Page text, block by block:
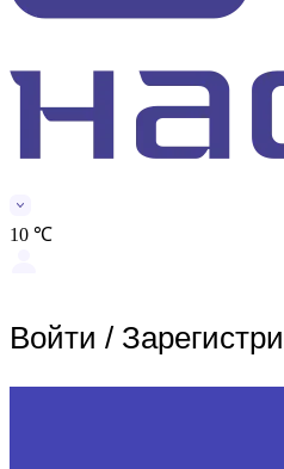
10 ℃
Войти /